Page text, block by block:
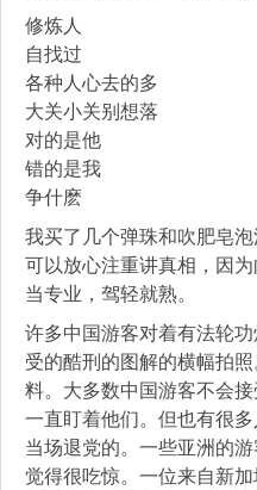
修炼人
自找过
各种人心去的多
大关小关别想落
对的是他
错的是我
争什麽
我买了几个弹珠和吹肥皂
可以放心注重讲真相，因
当专业，驾轻就熟。
许多中国游客对着有法轮
受的酷刑的图解的横幅拍
料。大多数中国游客不会
一直盯着他们。但也有很
当场退党的。一些亚洲的
觉得很吃惊。一位来自新